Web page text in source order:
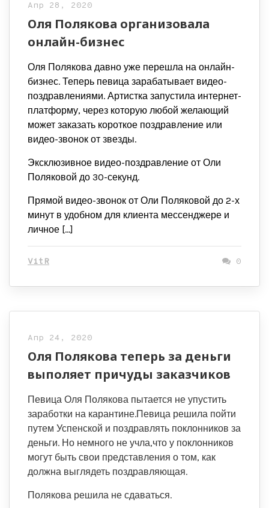
Апр 28, 2020
Оля Полякова организовала
онлайн-бизнес
Оля Полякова давно уже перешла на онлайн-
бизнес. Теперь певица зарабатывает видео-
поздравлениями. Артистка запустила интернет-
платформу, через которую любой желающий
может заказать короткое поздравление или
видео-звонок от звезды.
Эксклюзивное видео-поздравление от Оли
Поляковой до 30-секунд.
Прямой видео-звонок от Оли Поляковой до 2-х
минут в удобном для клиента мессенджере и
личное […]
VitR 0
Апр 24, 2020
Оля Полякова теперь за деньги
выполяет причуды заказчиков
Певица Оля Полякова пытается не упустить
заработки на карантине.Певица решила пойти
путем Успенской и поздравлять поклонников за
деньги. Но немного не учла,что у поклонников
могут быть свои представления о том, как
должна выглядеть поздравляющая.
Полякова решила не сдаваться.